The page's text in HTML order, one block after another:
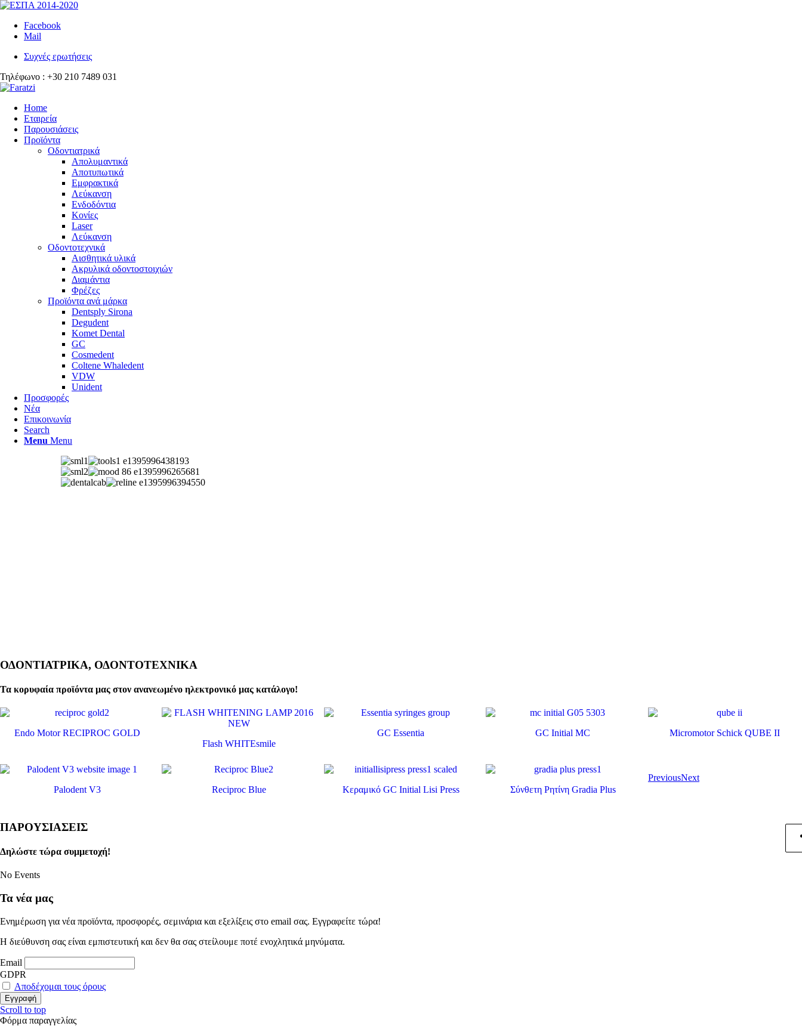
Facebook
Mail
Συχνές ερωτήσεις
Τηλέφωνο : +30 210 7489 031
Home
Εταιρεία
Παρουσιάσεις
Προϊόντα
Οδοντιατρικά
Απολυμαντικά
Αποτυπωτικά
Εμφρακτικά
Λεύκανση
Ενδοδόντια
Κονίες
Laser
Λεύκανση
Οδοντοτεχνικά
Αισθητικά υλικά
Ακρυλικά οδοντοστοιχιών
Διαμάντια
Φρέζες
Προϊόντα ανά μάρκα
Dentsply Sirona
Degudent
Komet Dental
GC
Cosmedent
Coltene Whaledent
VDW
Unident
Προσφορές
Νέα
Επικοινωνία
Search
Menu Menu
ΟΔΟΝΤΙΑΤΡΙΚΑ, ΟΔΟΝΤΟΤΕΧΝΙΚΑ
Τα κορυφαία προϊόντα μας στον ανανεωμένο ηλεκτρονικό μας κατάλογο!
Endo Motor RECIPROC GOLD
Flash WHITEsmile
GC Essentia GC Initial MC Micromotor Schick QUBE II
Palodent V3 Reciproc Blue Κεραμικό GC Initial Lisi Press Σύνθετη Ρητίνη Gradia Plus
PreviousNext
ΠΑΡΟΥΣΙΑΣΕΙΣ
Δηλώστε τώρα συμμετοχή!
No Events
Τα νέα μας
Ενημέρωση για νέα προϊόντα, προσφορές, σεμινάρια και εξελίξεις στο email σας. Εγγραφείτε τώρα!
Η διεύθυνση σας είναι εμπιστευτική και δεν θα σας στείλουμε ποτέ ενοχλητικά μηνύματα.
Email
GDPR
Αποδέχομαι τους όρους
Scroll to top
Φόρμα παραγγελίας